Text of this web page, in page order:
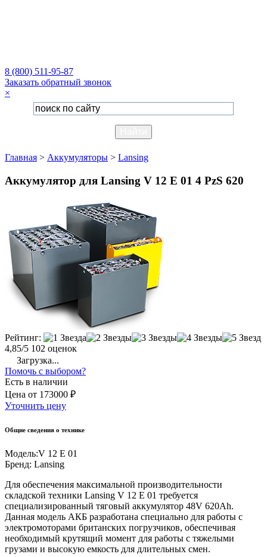
8 (800) 511-95-87
Заказать обратный звонок
×
Главная > Аккумуляторы > Lansing
Аккумулятор для Lansing V 12 E 01 4 PzS 620
Рейтинг:
4,85/5 102 оценок
Загрузка...
Помочь с выбором?
Есть в наличии
Цена от 173000 ₽
Уточнить цену
Общие сведения о технике
Модель:V 12 E 01
Бренд: Lansing
Для обеспечения максимальной производительности
складской техники Lansing V 12 E 01 требуется
специализированный тяговый аккумулятор 48V 620Ah.
Данная модель АКБ разработана специально для работы с
электромоторами британских погрузчиков, обеспечивая
необходимый крутящий момент для работы с тяжелыми
грузами и высокую емкость для длительных смен.